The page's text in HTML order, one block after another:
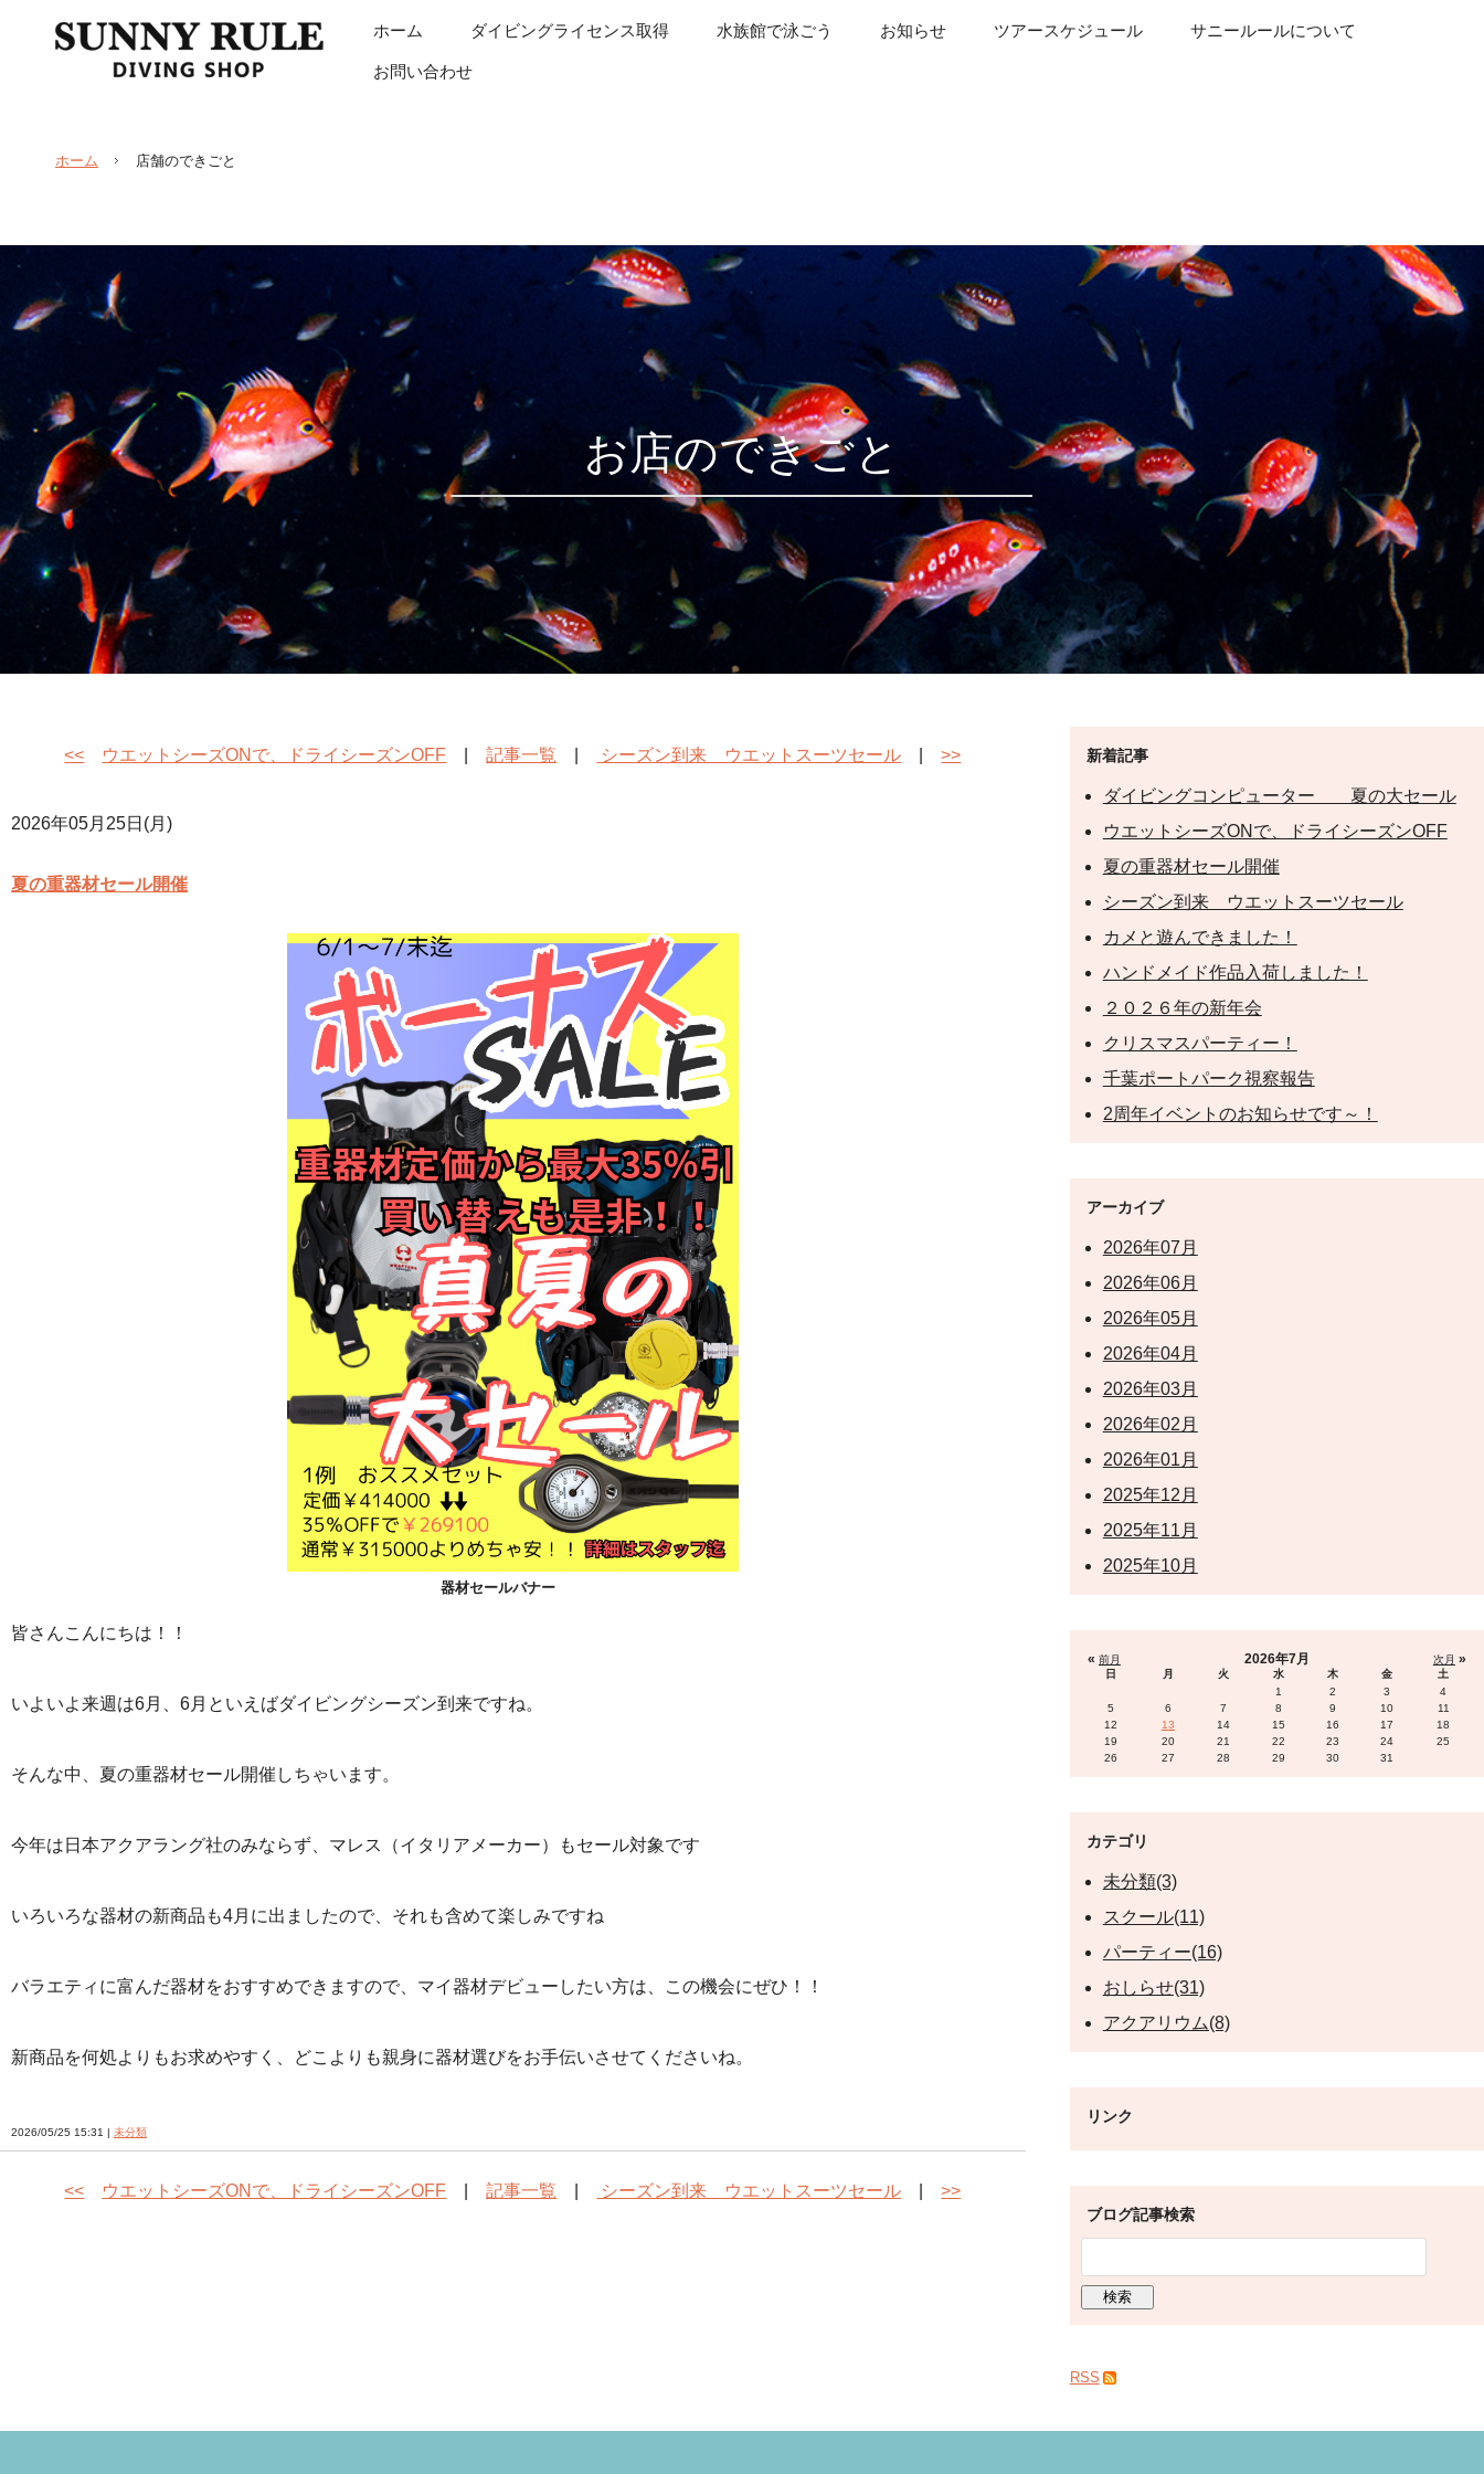
ホーム ダイビングライセンス取得 水族館で泳ごう お知らせ ツアースケジュール サニールールについて
お問い合わせ
ホーム 店舗のできごと
お店のできごと
<< ウエットシーズONで、ドライシーズンOFF |記事一覧 シーズン到来 ウエットスーツセール |>>
2026年05月25日(月)
夏の重器材セール開催
器材セールバナー
皆さんこんにちは！！
いよいよ来週は6月、6月といえばダイビングシーズン到来ですね。
そんな中、夏の重器材セール開催しちゃいます。
今年は日本アクアラング社のみならず、マレス（イタリアメーカー）もセール対象です
いろいろな器材の新商品も4月に出ましたので、それも含めて楽しみですね
バラエティに富んだ器材をおすすめできますので、マイ器材デビューしたい方は、この機会にぜひ！！
新商品を何処よりもお求めやすく、どこよりも親身に器材選びをお手伝いさせてくださいね。
2026/05/25 15:31 | 未分類
<< ウエットシーズONで、ドライシーズンOFF |記事一覧 シーズン到来 ウエットスーツセール |>>
新着記事
ダイビングコンピューター 夏の大セール
ウエットシーズONで、ドライシーズンOFF
夏の重器材セール開催
シーズン到来 ウエットスーツセール
カメと遊んできました！
ハンドメイド作品入荷しました！
２０２６年の新年会
クリスマスパーティー！
千葉ポートパーク視察報告
2周年イベントのお知らせです～！
アーカイブ
2026年07月
2026年06月
2026年05月
2026年04月
2026年03月
2026年02月
2026年01月
2025年12月
2025年11月
2025年10月
« 前月 次月 »
2026年7月
日 月 火 水 木 金
土
1
2 3
4
5
6 7 8 9 10
11
12
13 14 15 16 17
18
19
20 21 22 23 24
25
26
27 28 29 30 31
カテゴリ
未分類(3)
スクール(11)
パーティー(16)
おしらせ(31)
アクアリウム(8)
リンク
ブログ記事検索
RSS